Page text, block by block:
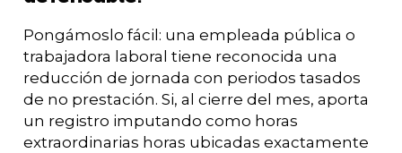
Pongámoslo fácil: una empleada pública o
trabajadora laboral tiene reconocida una
reducción de jornada con periodos tasados
de no prestación. Si, al cierre del mes, aporta
un registro imputando como horas
extraordinarias horas ubicadas exactamente